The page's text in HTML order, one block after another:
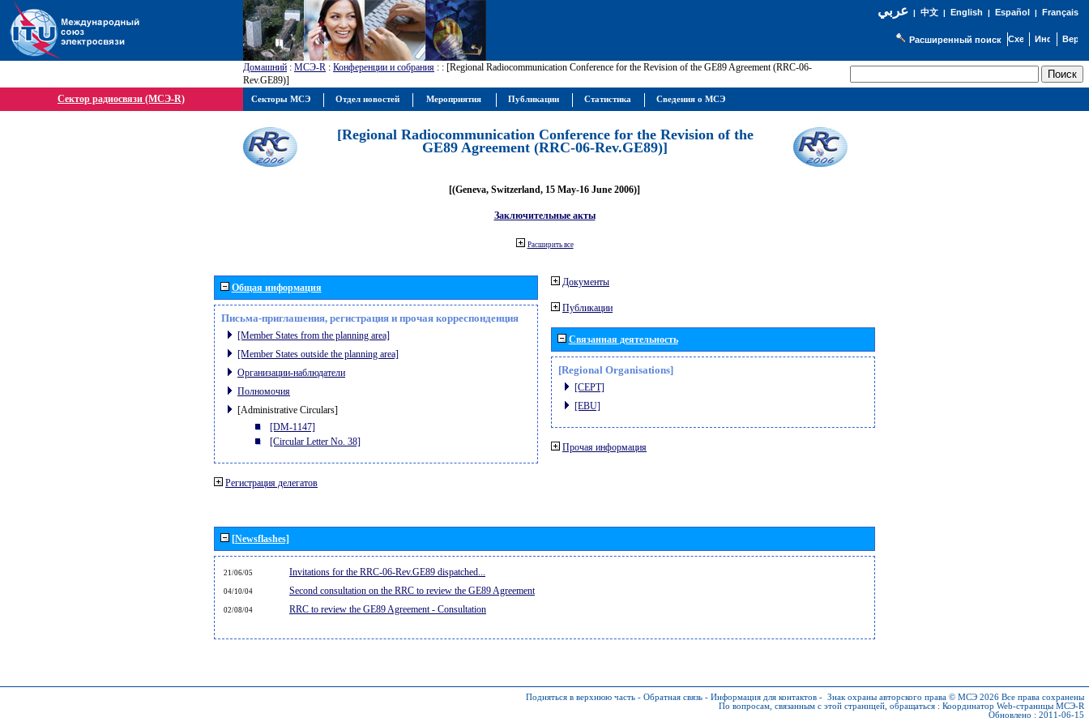
عربي| 中文| English | Español | Français
Расширенный поиск
Домашний : МСЭ-R : Конференции и собрания : : [Regional Radiocommunication Conference for the Revision of the GE89 Agreement (RRC-06-
Rev.GE89)]
Сектор радиосвязи (МСЭ-R)
[Regional Radiocommunication Conference for the Revision of the
GE89 Agreement (RRC-06-Rev.GE89)]
[(Geneva, Switzerland, 15 May-16 June 2006)]
Заключительные акты
Расширить все
Общая информация
Письма-приглашения, регистрация и прочая корреспонденция
[Member States from the planning area]
[Member States outside the planning area]
Организации-наблюдатели
Полномочия
[Administrative Circulars]
[DM-1147]
[Circular Letter No. 38]
Регистрация делегатов
Документы
Публикации
Связанная деятельность
[Regional Organisations]
[CEPT]
[EBU]
Прочая информация
[Newsflashes]
21/06/05 Invitations for the RRC-06-Rev.GE89 dispatched...
04/10/04 Second consultation on the RRC to review the GE89 Agreement
02/08/04 RRC to review the GE89 Agreement - Consultation
Подняться в верхнюю часть - Обратная связь - Информация для контактов - Знак охраны авторского права © МСЭ 2026 Все права сохранены
По вопросам, связанным с этой страницей, обращаться : Координатор Web-страницы МСЭ-R
Обновлено : 2011-06-15
Секторы МСЭ Отдел новостей Мероприятия Публикации Статистика Сведения о МСЭ